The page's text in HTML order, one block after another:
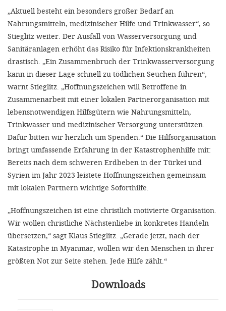
„Aktuell besteht ein besonders großer Bedarf an
Nahrungsmitteln, medizinischer Hilfe und Trinkwasser“, so
Stieglitz weiter. Der Ausfall von Wasserversorgung und
Sanitäranlagen erhöht das Risiko für Infektionskrankheiten
drastisch. „Ein Zusammenbruch der Trinkwasserversorgung
kann in dieser Lage schnell zu tödlichen Seuchen führen“,
warnt Stieglitz. „Hoffnungszeichen will Betroffene in
Zusammenarbeit mit einer lokalen Partnerorganisation mit
lebensnotwendigen Hilfsgütern wie Nahrungsmitteln,
Trinkwasser und medizinischer Versorgung unterstützen.
Dafür bitten wir herzlich um Spenden.“ Die Hilfsorganisation
bringt umfassende Erfahrung in der Katastrophenhilfe mit:
Bereits nach dem schweren Erdbeben in der Türkei und
Syrien im Jahr 2023 leistete Hoffnungszeichen gemeinsam
mit lokalen Partnern wichtige Soforthilfe.
„Hoffnungszeichen ist eine christlich motivierte Organisation.
Wir wollen christliche Nächstenliebe in konkretes Handeln
übersetzen,“ sagt Klaus Stieglitz. „Gerade jetzt, nach der
Katastrophe in Myanmar, wollen wir den Menschen in ihrer
größten Not zur Seite stehen. Jede Hilfe zählt.“
Downloads